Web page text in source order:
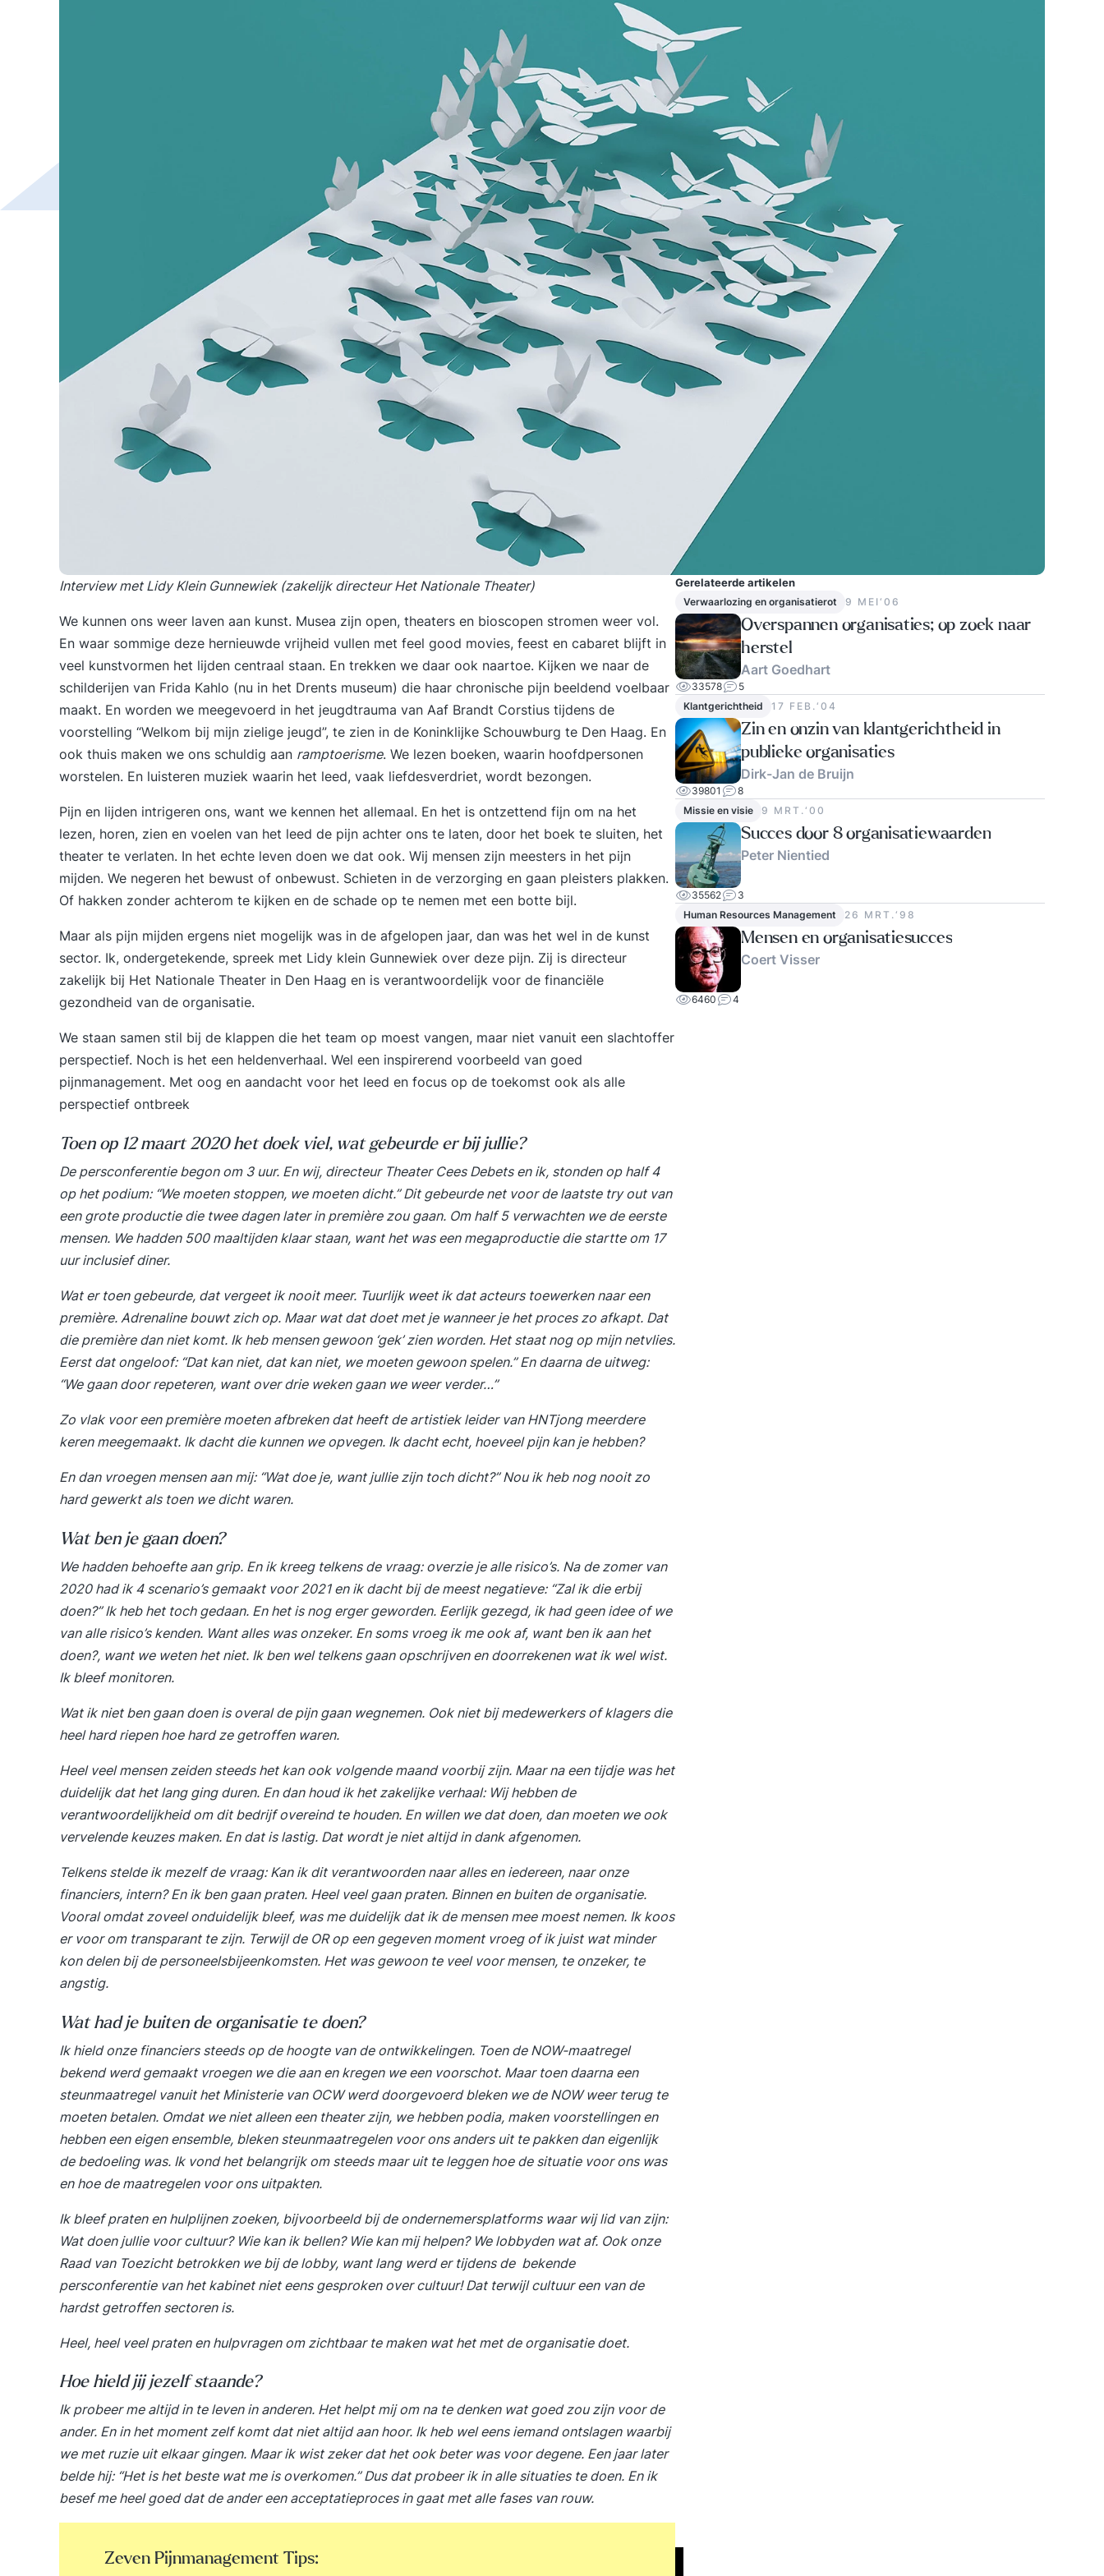
Interview met Lidy Klein Gunnewiek (zakelijk directeur Het Nationale Theater)
We kunnen ons weer laven aan kunst. Musea zijn open, theaters en bioscopen stromen weer vol.
En waar sommige deze hernieuwde vrijheid vullen met feel good movies, feest en cabaret blijft in
veel kunstvormen het lijden centraal staan. En trekken we daar ook naartoe. Kijken we naar de
schilderijen van Frida Kahlo (nu in het Drents museum) die haar chronische pijn beeldend voelbaar
maakt. En worden we meegevoerd in het jeugdtrauma van Aaf Brandt Corstius tijdens de
voorstelling “Welkom bij mijn zielige jeugd”, te zien in de Koninklijke Schouwburg te Den Haag. En
ook thuis maken we ons schuldig aan ramptoerisme. We lezen boeken, waarin hoofdpersonen
worstelen. En luisteren muziek waarin het leed, vaak liefdesverdriet, wordt bezongen.
Pijn en lijden intrigeren ons, want we kennen het allemaal. En het is ontzettend fijn om na het
lezen, horen, zien en voelen van het leed de pijn achter ons te laten, door het boek te sluiten, het
theater te verlaten. In het echte leven doen we dat ook. Wij mensen zijn meesters in het pijn
mijden. We negeren het bewust of onbewust. Schieten in de verzorging en gaan pleisters plakken.
Of hakken zonder achterom te kijken en de schade op te nemen met een botte bijl.
Maar als pijn mijden ergens niet mogelijk was in de afgelopen jaar, dan was het wel in de kunst
sector. Ik, ondergetekende, spreek met Lidy klein Gunnewiek over deze pijn. Zij is directeur
zakelijk bij Het Nationale Theater in Den Haag en is verantwoordelijk voor de financiële
gezondheid van de organisatie.
We staan samen stil bij de klappen die het team op moest vangen, maar niet vanuit een slachtoffer
perspectief. Noch is het een heldenverhaal. Wel een inspirerend voorbeeld van goed
pijnmanagement. Met oog en aandacht voor het leed en focus op de toekomst ook als alle
perspectief ontbreek
Toen op 12 maart 2020 het doek viel, wat gebeurde er bij jullie?
De persconferentie begon om 3 uur. En wij, directeur Theater Cees Debets en ik, stonden op half 4
op het podium: “We moeten stoppen, we moeten dicht.” Dit gebeurde net voor de laatste try out van
een grote productie die twee dagen later in première zou gaan. Om half 5 verwachten we de eerste
mensen. We hadden 500 maaltijden klaar staan, want het was een megaproductie die startte om 17
uur inclusief diner.
Wat er toen gebeurde, dat vergeet ik nooit meer. Tuurlijk weet ik dat acteurs toewerken naar een
première. Adrenaline bouwt zich op. Maar wat dat doet met je wanneer je het proces zo afkapt. Dat
die première dan niet komt. Ik heb mensen gewoon ‘gek’ zien worden. Het staat nog op mijn netvlies.
Eerst dat ongeloof: “Dat kan niet, dat kan niet, we moeten gewoon spelen.” En daarna de uitweg:
“We gaan door repeteren, want over drie weken gaan we weer verder…”
Zo vlak voor een première moeten afbreken dat heeft de artistiek leider van HNTjong meerdere
keren meegemaakt. Ik dacht die kunnen we opvegen. Ik dacht echt, hoeveel pijn kan je hebben?
En dan vroegen mensen aan mij: “Wat doe je, want jullie zijn toch dicht?” Nou ik heb nog nooit zo
hard gewerkt als toen we dicht waren.
Wat ben je gaan doen?
We hadden behoefte aan grip. En ik kreeg telkens de vraag: overzie je alle risico’s. Na de zomer van
2020 had ik 4 scenario’s gemaakt voor 2021 en ik dacht bij de meest negatieve: “Zal ik die erbij
doen?” Ik heb het toch gedaan. En het is nog erger geworden. Eerlijk gezegd, ik had geen idee of we
van alle risico’s kenden. Want alles was onzeker. En soms vroeg ik me ook af, want ben ik aan het
doen?, want we weten het niet. Ik ben wel telkens gaan opschrijven en doorrekenen wat ik wel wist.
Ik bleef monitoren.
Wat ik niet ben gaan doen is overal de pijn gaan wegnemen. Ook niet bij medewerkers of klagers die
heel hard riepen hoe hard ze getroffen waren.
Heel veel mensen zeiden steeds het kan ook volgende maand voorbij zijn. Maar na een tijdje was het
duidelijk dat het lang ging duren. En dan houd ik het zakelijke verhaal: Wij hebben de
verantwoordelijkheid om dit bedrijf overeind te houden. En willen we dat doen, dan moeten we ook
vervelende keuzes maken. En dat is lastig. Dat wordt je niet altijd in dank afgenomen.
Telkens stelde ik mezelf de vraag: Kan ik dit verantwoorden naar alles en iedereen, naar onze
financiers, intern? En ik ben gaan praten. Heel veel gaan praten. Binnen en buiten de organisatie.
Vooral omdat zoveel onduidelijk bleef, was me duidelijk dat ik de mensen mee moest nemen. Ik koos
er voor om transparant te zijn. Terwijl de OR op een gegeven moment vroeg of ik juist wat minder
kon delen bij de personeelsbijeenkomsten. Het was gewoon te veel voor mensen, te onzeker, te
angstig.
Wat had je buiten de organisatie te doen?
Ik hield onze financiers steeds op de hoogte van de ontwikkelingen. Toen de NOW-maatregel
bekend werd gemaakt vroegen we die aan en kregen we een voorschot. Maar toen daarna een
steunmaatregel vanuit het Ministerie van OCW werd doorgevoerd bleken we de NOW weer terug te
moeten betalen. Omdat we niet alleen een theater zijn, we hebben podia, maken voorstellingen en
hebben een eigen ensemble, bleken steunmaatregelen voor ons anders uit te pakken dan eigenlijk
de bedoeling was. Ik vond het belangrijk om steeds maar uit te leggen hoe de situatie voor ons was
en hoe de maatregelen voor ons uitpakten.
Ik bleef praten en hulplijnen zoeken, bijvoorbeeld bij de ondernemersplatforms waar wij lid van zijn:
Wat doen jullie voor cultuur? Wie kan ik bellen? Wie kan mij helpen? We lobbyden wat af. Ook onze
Raad van Toezicht betrokken we bij de lobby, want lang werd er tijdens de bekende
persconferentie van het kabinet niet eens gesproken over cultuur! Dat terwijl cultuur een van de
hardst getroffen sectoren is.
Heel, heel veel praten en hulpvragen om zichtbaar te maken wat het met de organisatie doet.
Hoe hield jij jezelf staande?
Ik probeer me altijd in te leven in anderen. Het helpt mij om na te denken wat goed zou zijn voor de
ander. En in het moment zelf komt dat niet altijd aan hoor. Ik heb wel eens iemand ontslagen waarbij
we met ruzie uit elkaar gingen. Maar ik wist zeker dat het ook beter was voor degene. Een jaar later
belde hij: “Het is het beste wat me is overkomen.” Dus dat probeer ik in alle situaties te doen. En ik
besef me heel goed dat de ander een acceptatieproces in gaat met alle fases van rouw.
Zeven Pijnmanagement Tips:
Gerelateerde artikelen
Verwaarlozing en organisatierot 9 MEI‘06
Overspannen organisaties; op zoek naar
herstel
Aart Goedhart
33578
5
Klantgerichtheid
17 FEB.‘04
Zin en onzin van klantgerichtheid in
publieke organisaties
Dirk-Jan de Bruijn
39801
8
Missie en visie
9 MRT.‘00
Succes door 8 organisatiewaarden
Peter Nientied
35562
3
Human Resources Management
26 MRT.‘98
Mensen en organisatiesucces
Coert Visser
6460 4